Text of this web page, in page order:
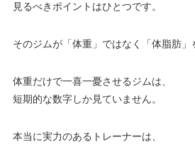
見るべきポイントはひとつです。
そのジムが「体重」ではなく「体脂肪
体重だけで一喜一憂させるジムは、
短期的な数字しか見ていません。
本当に実力のあるトレーナーは、